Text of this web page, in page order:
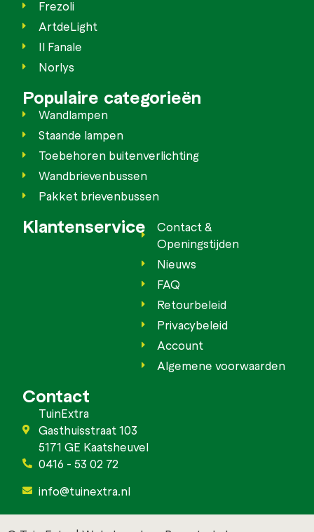
Frezoli
ArtdeLight
Il Fanale
Norlys
Populaire categorieën
Wandlampen
Staande lampen
Toebehoren buitenverlichting
Wandbrievenbussen
Pakket brievenbussen
Klantenservice
Contact &
Openingstijden
Nieuws
FAQ
Retourbeleid
Privacybeleid
Account
Algemene voorwaarden
Contact
TuinExtra
Gasthuisstraat 103
5171 GE Kaatsheuvel
0416 - 53 02 72
info@tuinextra.nl